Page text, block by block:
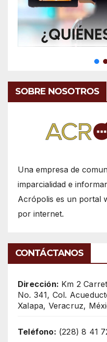
SOBRE NOSOTROS
Una empresa de
imparcialidad e
Acrópolis es un portal
por internet.
CONTÁCTANOS
Dirección: Km 2
No. 341, Col.
Xalapa, Veracruz,
Teléfono: (228) 8 41